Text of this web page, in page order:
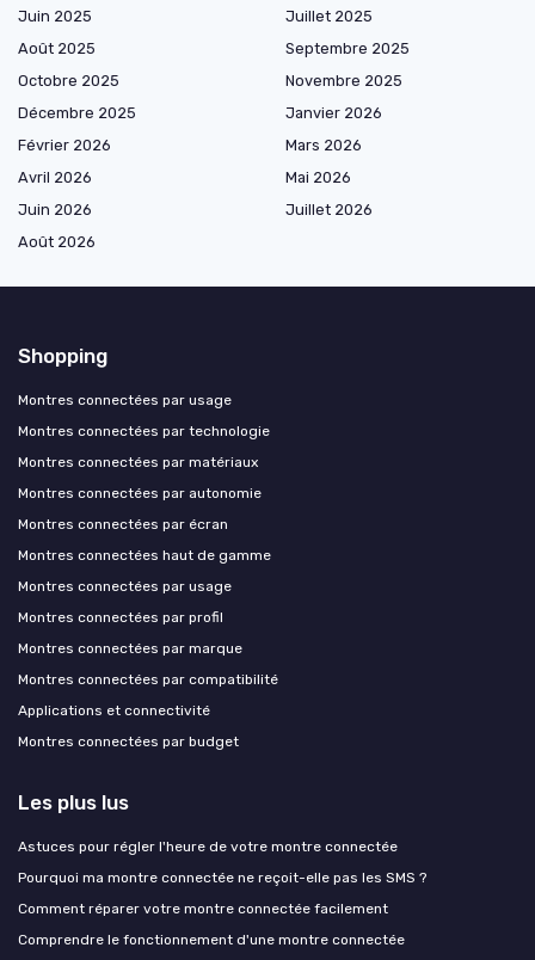
Juin 2025
Juillet 2025
Août 2025
Septembre 2025
Octobre 2025
Novembre 2025
Décembre 2025
Janvier 2026
Février 2026
Mars 2026
Avril 2026
Mai 2026
Juin 2026
Juillet 2026
Août 2026
Shopping
Montres connectées par usage
Montres connectées par technologie
Montres connectées par matériaux
Montres connectées par autonomie
Montres connectées par écran
Montres connectées haut de gamme
Montres connectées par usage
Montres connectées par profil
Montres connectées par marque
Montres connectées par compatibilité
Applications et connectivité
Montres connectées par budget
Les plus lus
Astuces pour régler l'heure de votre montre connectée
Pourquoi ma montre connectée ne reçoit-elle pas les SMS ?
Comment réparer votre montre connectée facilement
Comprendre le fonctionnement d'une montre connectée